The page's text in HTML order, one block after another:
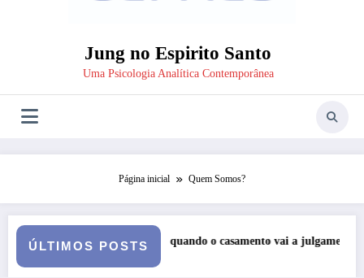
Jung no Espirito Santo
Uma Psicologia Analítica Contemporânea
Página inicial Quem Somos?
ÚLTIMOS POSTS
quando o casamento vai a julgamento Curso: